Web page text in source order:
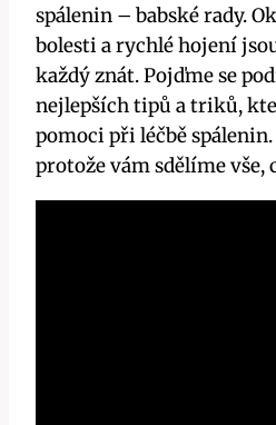
spálenin – babské rady.
bolesti a rychlé hojení
každý znát. Pojďme se
nejlepších tipů a triků,
pomoci při léčbě
protože vám sdělíme vše,